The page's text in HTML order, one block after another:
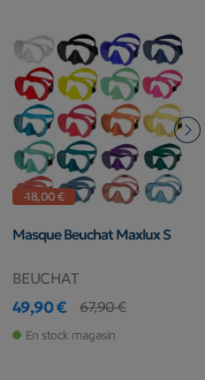
-18,00 €
Masque Beuchat Maxlux S
BEUCHAT
Prix
49,90 €
Prix de base
67,90 €
En stock magasin